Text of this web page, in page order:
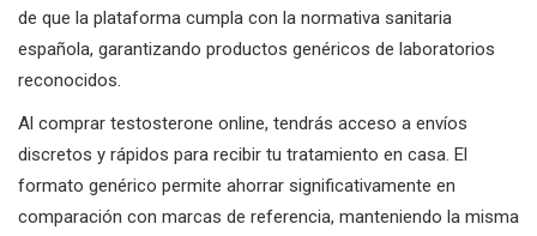
de que la plataforma cumpla con la normativa sanitaria
española, garantizando productos genéricos de laboratorios
reconocidos.
Al comprar testosterone online, tendrás acceso a envíos
discretos y rápidos para recibir tu tratamiento en casa. El
formato genérico permite ahorrar significativamente en
comparación con marcas de referencia, manteniendo la misma